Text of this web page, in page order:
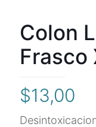
Colon
Frasco
$13,00